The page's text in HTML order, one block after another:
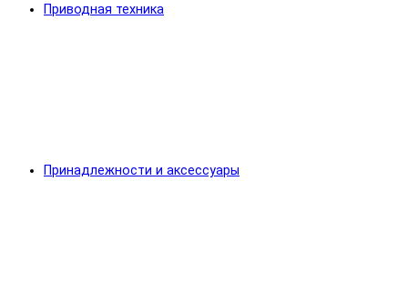
Приводная техника
Принадлежности и аксессуары